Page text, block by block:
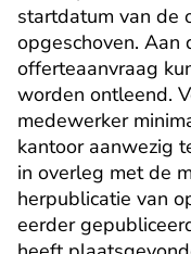
startdatum van de
opgeschoven. Aan
offerteaanvraag
worden ontleend.
medewerker
kantoor aanwezig
in overleg met de
herpublicatie van
eerder